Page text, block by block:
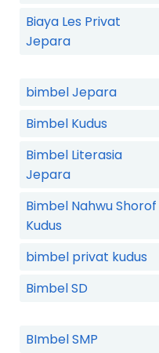
Biaya Les Privat
Jepara
bimbel Jepara
Bimbel Kudus
Bimbel Literasia
Jepara
Bimbel Nahwu Shorof
Kudus
bimbel privat kudus
Bimbel SD
BImbel SMP